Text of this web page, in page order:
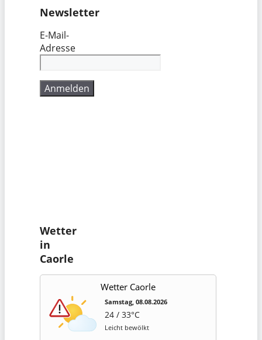
Newsletter
E-Mail-
Adresse
Wetter
in
Caorle
Wetter Caorle
Samstag, 08.08.2026
24 / 33°C
Leicht bewölkt